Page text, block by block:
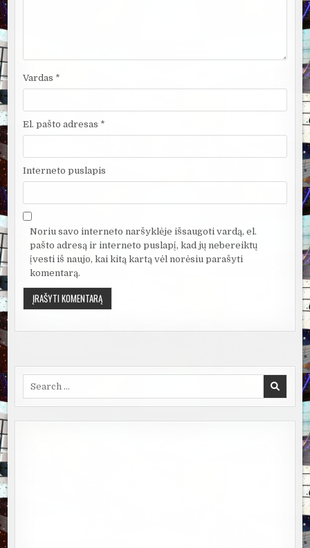
Vardas *
El. pašto adresas *
Interneto puslapis
Noriu savo interneto naršyklėje išsaugoti vardą, el.
pašto adresą ir interneto puslapį, kad jų nebereiktų
įvesti iš naujo, kai kitą kartą vėl norėsiu parašyti
komentarą.